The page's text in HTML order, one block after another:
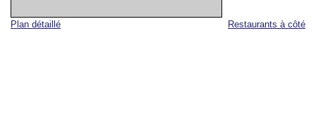
Restaurants à côté
Plan détaillé